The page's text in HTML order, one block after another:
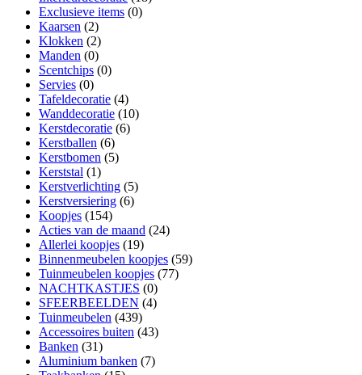
Exclusieve items (0)
Kaarsen (2)
Klokken (2)
Manden (0)
Scentchips (0)
Servies (0)
Tafeldecoratie (4)
Wanddecoratie (10)
Kerstdecoratie (6)
Kerstballen (6)
Kerstbomen (5)
Kerststal (1)
Kerstverlichting (5)
Kerstversiering (6)
Koopjes (154)
Acties van de maand (24)
Allerlei koopjes (19)
Binnenmeubelen koopjes (59)
Tuinmeubelen koopjes (77)
NACHTKASTJES (0)
SFEERBEELDEN (4)
Tuinmeubelen (439)
Accessoires buiten (43)
Banken (31)
Aluminium banken (7)